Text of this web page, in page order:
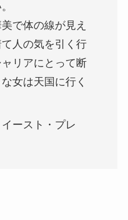
で体の線が見え
人の気を引く行
リアにとって断
女は天国に行く
ースト・プレ